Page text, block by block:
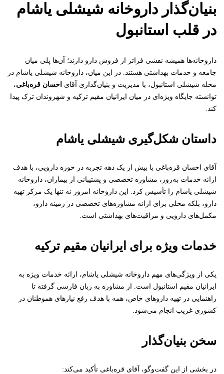
بنیان‌گذار داروخانه شیشلی یاشام
در قلب استانبول
داروخانه‌ها همیشه نقشی فراتر از فروش دارو دارند؛ آن‌ها پلی میان
جامعه و خدمات بهداشتی هستند. در این میان، داروخانه شیشلی یاشام در
محله شیشلی استانبول، با مدیریت و بنیان‌گذاری آقای احسان قره‌باغی،
توانسته جایگاه ویژه‌ای در میان ایرانیان مقیم ترکیه و شهروندان ترک پیدا
کند.
داستان شکل‌گیری شیشلی یاشام
آقای احسان قره‌باغی با بیش از یک دهه تجربه در حوزه دارویی، با هدف
ارائه خدمات به‌روز، مشاوره تخصصی و پشتیبانی از بیماران، داروخانه
شیشلی یاشام را تأسیس کرد. این داروخانه امروز نه تنها یک مرکز تهیه
دارو، بلکه محلی برای ارائه مشاوره‌های تخصصی در زمینه دارو،
مکمل‌های دارویی و مراقبت‌های بهداشتی است.
خدمات ویژه برای ایرانیان مقیم ترکیه
یکی از ویژگی‌های مهم داروخانه شیشلی یاشام، ارائه خدمات ویژه به
ایرانیان مقیم استانبول است. از مشاوره به زبان فارسی گرفته تا
راهنمایی در تهیه داروهای خاص، همه با هدف رفع نیازهای هموطنان در
کشوری غریب انجام می‌شود.
سخن بنیان‌گذار
در بخشی از این گفت‌وگو، آقای قره‌باغی تأکید می‌کند: